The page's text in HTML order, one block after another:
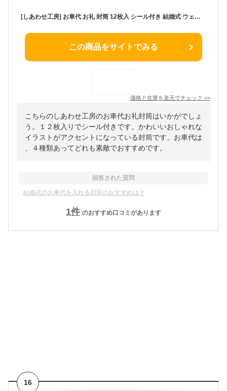
[しあわせ工房] お車代 お礼 封筒 12枚入 シール付き 結婚式 ウェディング 結婚 可愛い かわいい お洒落 おしゃれ 御車代 お車料 お車代封筒 お礼封筒 御礼 ポチ袋 名入れ 無し 水彩 水彩画 絵
この商品をサイトでみる
価格と在庫を楽天でチェック >>
こちらのしあわせ工房のお車代お礼封筒はいかがでしょ
う。１２枚入りでシール付きです。かわいいおしゃれな
イラストがアクセントになっている封筒です。お車代は
、４種類あってどれも素敵でおすすめです。
回答された質問
結婚式のお車代を入れる封筒のおすすめは？
1件 のおすすめ口コミがあります
16